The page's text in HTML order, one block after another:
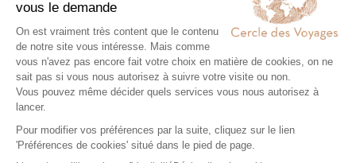
Circuits accompagnés en Europe
Séjour en Ecosse
Voyage luxe en Écosse
Les châteaux en Écosse font partie des plus beaux
symboles du pays. Perchés au sommet de falaises,